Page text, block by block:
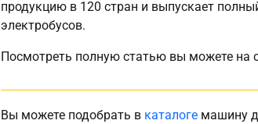
продукцию в 120 стран и выпускает
электробусов.
Посмотреть полную статью вы можете на
Вы можете подобрать в каталоге машину